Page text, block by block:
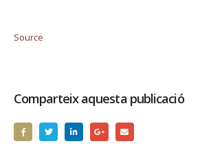
Source
Comparteix aquesta publicació